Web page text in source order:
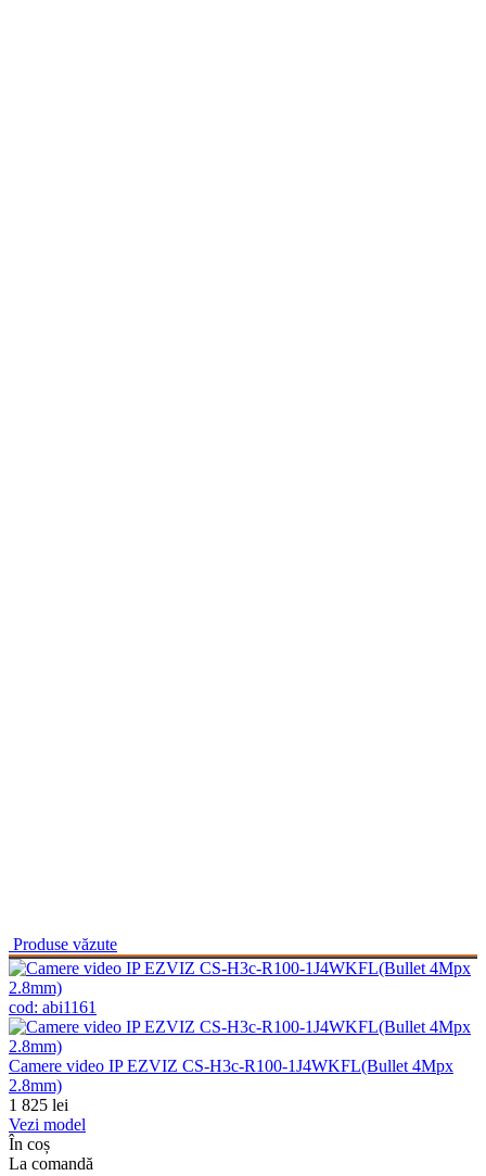
Produse văzute
cod: abi1161
Camere video IP EZVIZ CS-H3c-R100-1J4WKFL(Bullet 4Mpx
2.8mm)
1 825 lei
Vezi model
În coș
La comandă